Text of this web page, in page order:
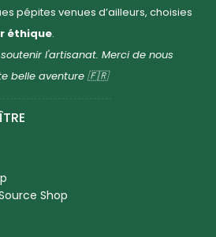
pépites venues d’ailleurs, choisies
éthique.
l'artisanat. Merci de nous
belle aventure 🇫🇷
Shop